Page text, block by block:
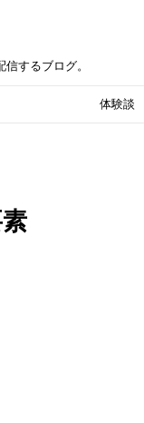
するブログ。
体験談